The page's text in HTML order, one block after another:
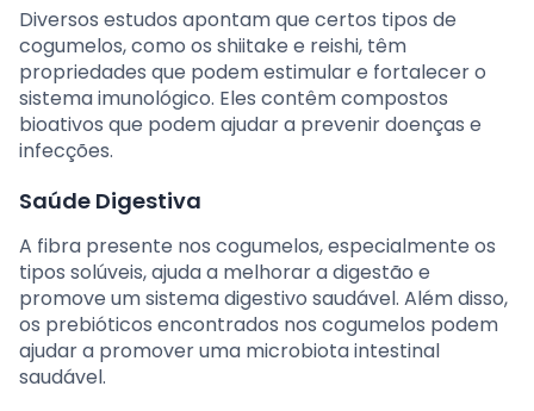
Diversos estudos apontam que certos tipos de
cogumelos, como os shiitake e reishi, têm
propriedades que podem estimular e fortalecer o
sistema imunológico. Eles contêm compostos
bioativos que podem ajudar a prevenir doenças e
infecções.
Saúde Digestiva
A fibra presente nos cogumelos, especialmente os
tipos solúveis, ajuda a melhorar a digestão e
promove um sistema digestivo saudável. Além disso,
os prebióticos encontrados nos cogumelos podem
ajudar a promover uma microbiota intestinal
saudável.